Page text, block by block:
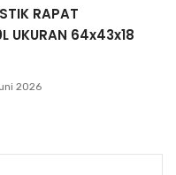
RAPAT
UKURAN 64x43x18
2026